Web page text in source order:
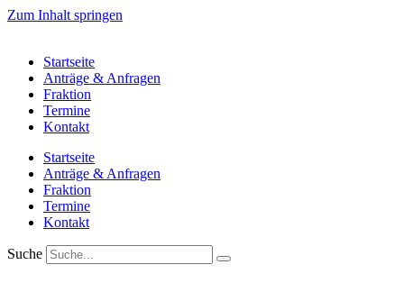
Zum Inhalt springen
Startseite
Anträge & Anfragen
Fraktion
Termine
Kontakt
Startseite
Anträge & Anfragen
Fraktion
Termine
Kontakt
Suche